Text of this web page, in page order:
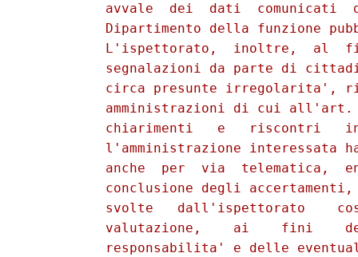
avvale  dei  dati  comunicati
Dipartimento della funzione
L'ispettorato,  inoltre,  al
segnalazioni da parte di
circa presunte irregolarita',
amministrazioni di cui
chiarimenti   e   riscontri
l'amministrazione interessata
anche  per  via  telematica,
conclusione degli
svolte   dall'ispettorato
valutazione,    ai    fini
responsabilita' e delle